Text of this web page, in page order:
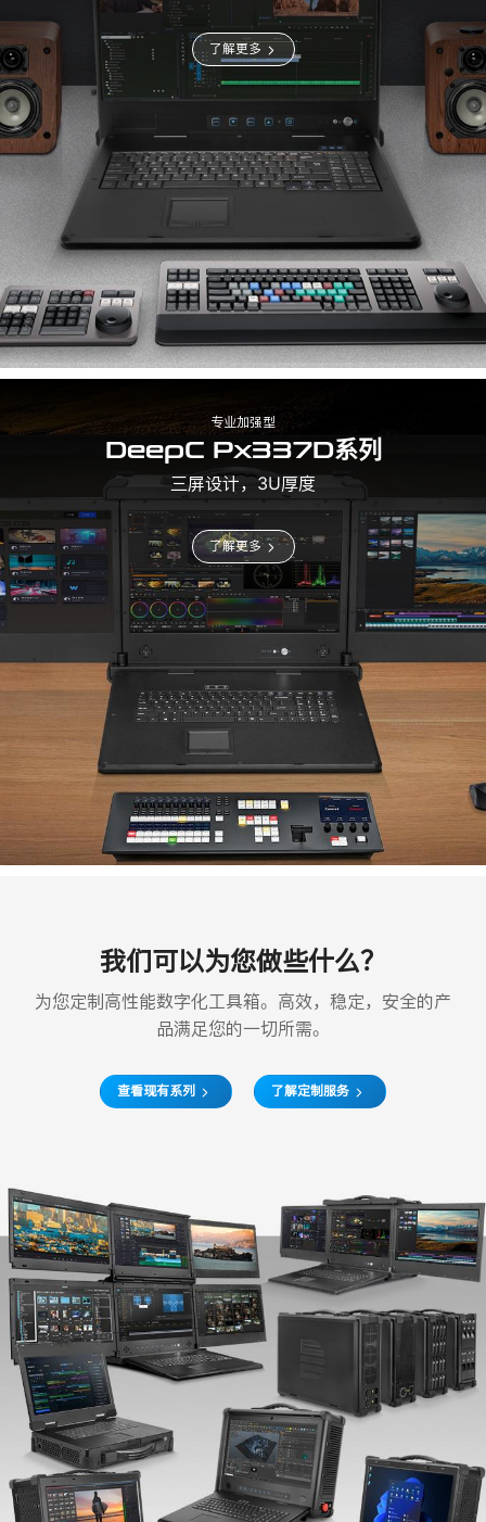
了解更多
专业加强型
DeepC Px337D系列
三屏设计，3U厚度
了解更多
我们可以为您做些什么？
为您定制高性能数字化工具箱。高效，稳定，安全的产
品满足您的一切所需。
查看现有系列 了解定制服务